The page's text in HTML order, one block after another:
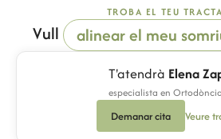
TROBA EL TEU
Vull
T'atendrà Elena
especialista en Ortodòncia
Demanar cita Veure